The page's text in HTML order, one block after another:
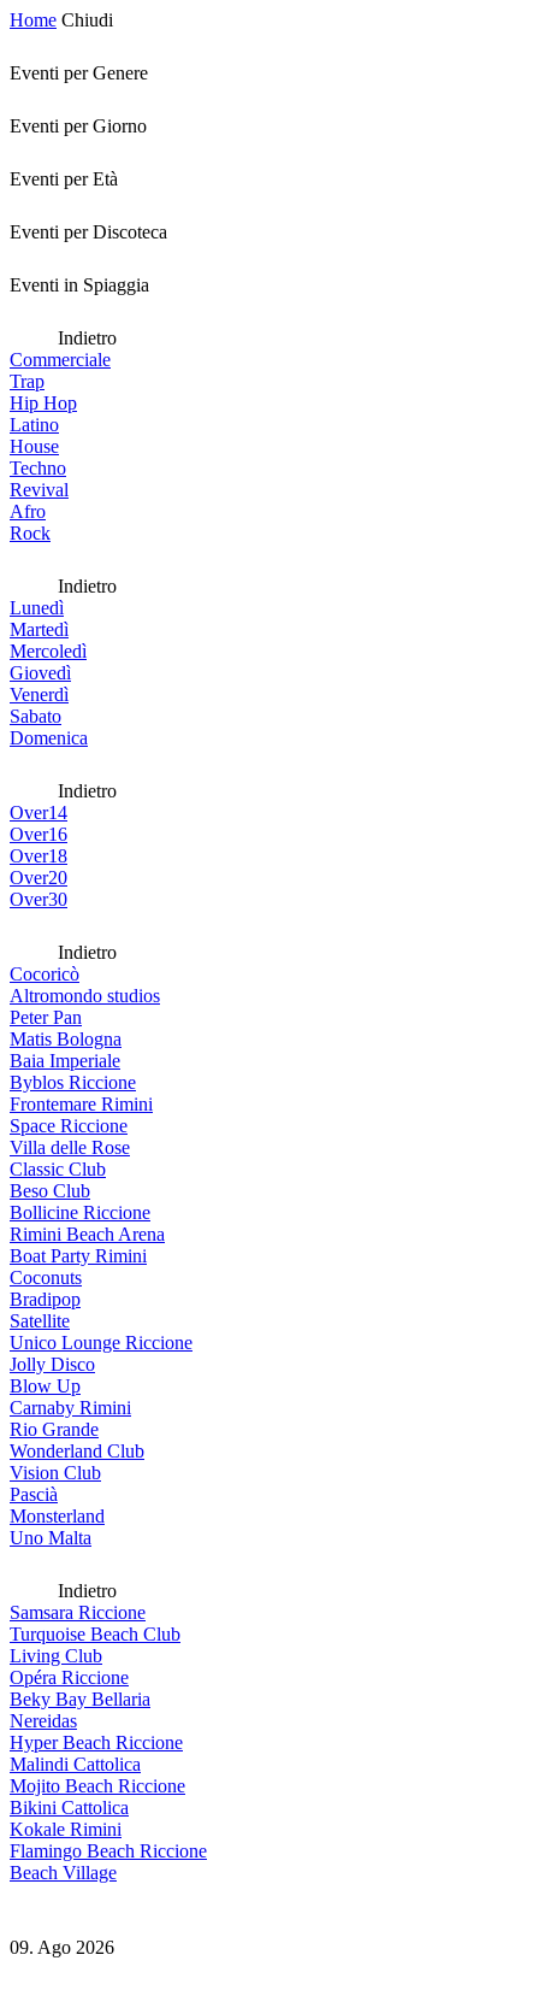
Home Chiudi
Eventi per Genere
Eventi per Giorno
Eventi per Età
Eventi per Discoteca
Eventi in Spiaggia
Indietro
Commerciale
Trap
Hip Hop
Latino
House
Techno
Revival
Afro
Rock
Indietro
Lunedì
Martedì
Mercoledì
Giovedì
Venerdì
Sabato
Domenica
Indietro
Over14
Over16
Over18
Over20
Over30
Indietro
Cocoricò
Altromondo studios
Peter Pan
Matis Bologna
Baia Imperiale
Byblos Riccione
Frontemare Rimini
Space Riccione
Villa delle Rose
Classic Club
Beso Club
Bollicine Riccione
Rimini Beach Arena
Boat Party Rimini
Coconuts
Bradipop
Satellite
Unico Lounge Riccione
Jolly Disco
Blow Up
Carnaby Rimini
Rio Grande
Wonderland Club
Vision Club
Pascià
Monsterland
Uno Malta
Indietro
Samsara Riccione
Turquoise Beach Club
Living Club
Opéra Riccione
Beky Bay Bellaria
Nereidas
Hyper Beach Riccione
Malindi Cattolica
Mojito Beach Riccione
Bikini Cattolica
Kokale Rimini
Flamingo Beach Riccione
Beach Village
09. Ago 2026